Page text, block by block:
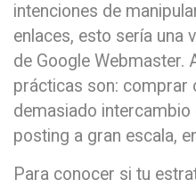
intenciones de
enlaces, esto sería una
de Google Webmaster.
prácticas son: comprar
demasiado intercambio
posting a gran escala,
Para conocer si tu